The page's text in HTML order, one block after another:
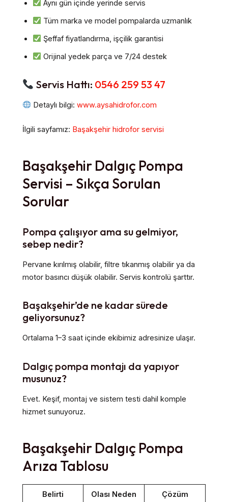
Aynı gün içinde yerinde servis
Tüm marka ve model pompalarda uzmanlık
Şeffaf fiyatlandırma, işçilik garantisi
Orijinal yedek parça ve 7/24 destek
Servis Hattı: 0546 259 53 47
Detaylı bilgi: www.aysahidrofor.com
İlgili sayfamız: Başakşehir hidrofor servisi
Başakşehir Dalgıç Pompa
Servisi – Sıkça Sorulan
Sorular
Pompa çalışıyor ama su gelmiyor,
sebep nedir?
Pervane kırılmış olabilir, filtre tıkanmış olabilir ya da
motor basıncı düşük olabilir. Servis kontrolü şarttır.
Başakşehir’de ne kadar sürede
geliyorsunuz?
Ortalama 1–3 saat içinde ekibimiz adresinize ulaşır.
Dalgıç pompa montajı da yapıyor
musunuz?
Evet. Keşif, montaj ve sistem testi dahil komple
hizmet sunuyoruz.
Başakşehir Dalgıç Pompa
Arıza Tablosu
Belirti Olası Neden Çözüm